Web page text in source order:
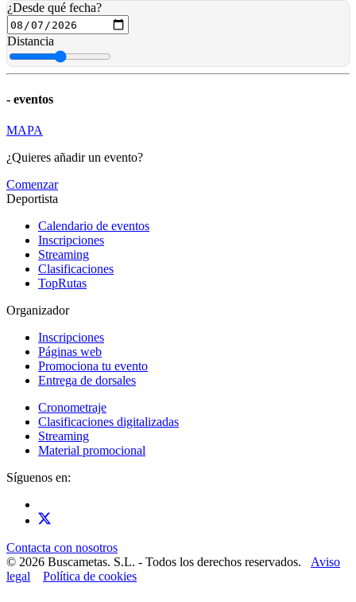
¿Desde qué fecha?
Distancia
- eventos
MAPA
¿Quieres añadir un evento?
Comenzar
Deportista
Calendario de eventos
Inscripciones
Streaming
Clasificaciones
TopRutas
Organizador
Inscripciones
Páginas web
Promociona tu evento
Entrega de dorsales
Cronometraje
Clasificaciones digitalizadas
Streaming
Material promocional
Síguenos en:
Contacta con nosotros
© 2026 Buscametas. S.L. - Todos los derechos reservados. Aviso
legal
Política de cookies